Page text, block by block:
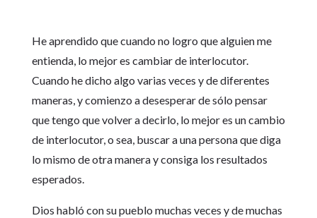
He aprendido que cuando no logro que alguien me
entienda, lo mejor es cambiar de interlocutor.
Cuando he dicho algo varias veces y de diferentes
maneras, y comienzo a desesperar de sólo pensar
que tengo que volver a decirlo, lo mejor es un cambio
de interlocutor, o sea, buscar a una persona que diga
lo mismo de otra manera y consiga los resultados
esperados.
Dios habló con su pueblo muchas veces y de muchas